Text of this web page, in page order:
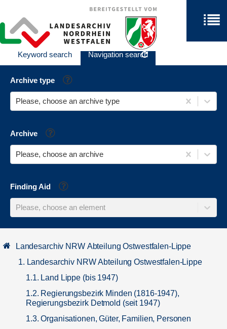
Keyword search Navigation search
Archive type Help
Please, choose an archive type
Archive Help
Please, choose an archive
Finding Aid Help
Please, choose an element
Landesarchiv NRW Abteilung Ostwestfalen-Lippe
1. Landesarchiv NRW Abteilung Ostwestfalen-Lippe
1.1. Land Lippe (bis 1947)
1.2. Regierungsbezirk Minden (1816-1947),
Regierungsbezirk Detmold (seit 1947)
1.3. Organisationen, Güter, Familien, Personen